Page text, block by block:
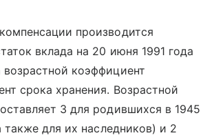
производится
вклада на 20 июня 1991 года
коэффициент
срока хранения. Возрастной
3 для родившихся в 1945
также для их наследников) и 2